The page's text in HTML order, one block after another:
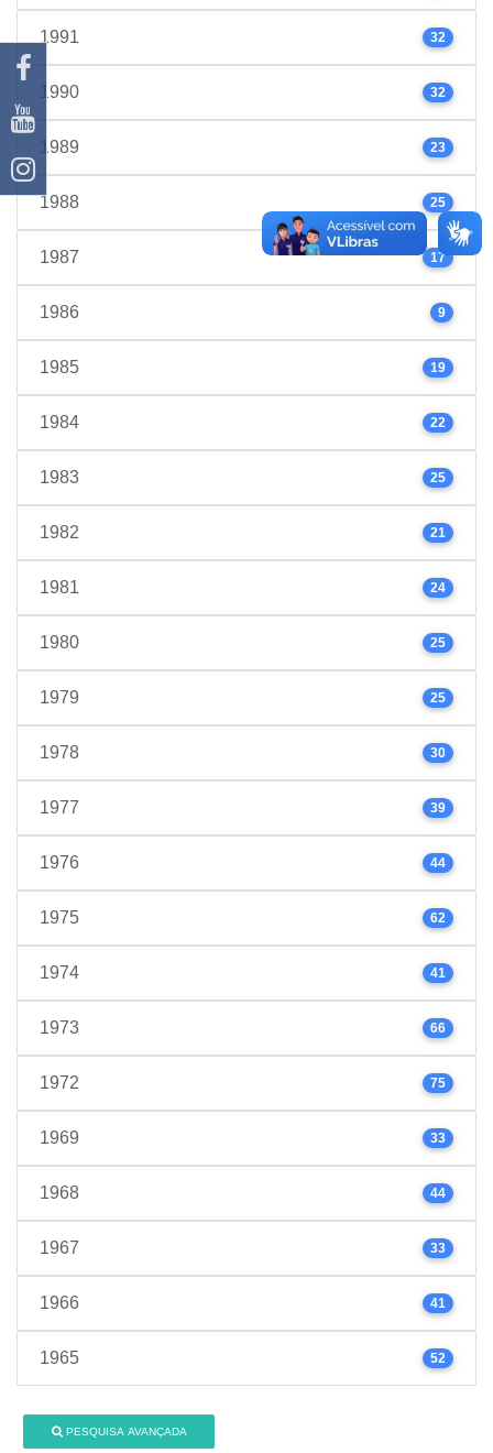
1991 32
1990 32
1989 23
1988 25
1987 17
1986 9
1985 19
1984 22
1983 25
1982 21
1981 24
1980 25
1979 25
1978 30
1977 39
1976 44
1975 62
1974 41
1973 66
1972 75
1969 33
1968 44
1967 33
1966 41
1965 52
PESQUISA AVANÇADA